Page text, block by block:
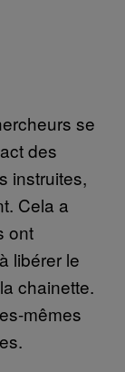
se
des
instruites,
Cela a
ont
libérer le
chainette.
mêmes